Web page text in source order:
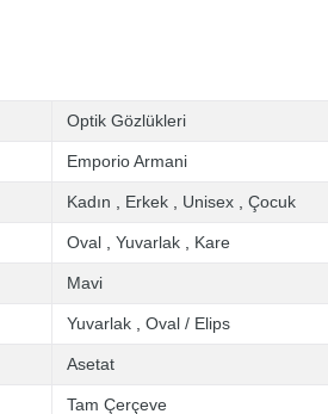
Optik Gözlükleri
Emporio Armani
Kadın Erkek Unisex Çocuk
Oval Yuvarlak Kare
Mavi
Yuvarlak Oval / Elips
Asetat
Tam Çerçeve